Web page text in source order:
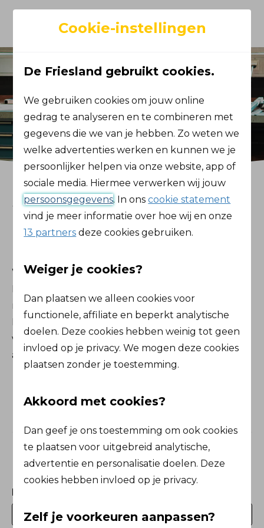
Sterk te Werk
begint hier
Welkom op het Sterk te Werk portaal van De
Friesland. Dé plek waar werkgevers en
medewerkers aan de slag gaan met gezondheid.
Log in en ontdek ons aanbod zoals trainingen en
workshops, maar ook persoonlijke verhalen,
artikelen, blogs en podcasts.
Inloggen
E-mailadres
Cookie-instellingen
De Friesland gebruikt cookies.
We gebruiken cookies om jouw online
gedrag te analyseren en te combineren met
gegevens die we van je hebben. Zo weten we
welke advertenties werken en kunnen we je
persoonlijker helpen via onze website, app of
sociale media. Hiermee verwerken wij jouw
persoonsgegevens. In onscookie statement
vind je meer informatie over hoe wij en onze
13 partners deze cookies gebruiken.
Weiger je cookies?
Dan plaatsen we alleen cookies voor
functionele, affiliate en beperkt analytische
doelen. Deze cookies hebben weinig tot geen
invloed op je privacy. We mogen deze cookies
plaatsen zonder je toestemming.
Akkoord met cookies?
Dan geef je ons toestemming om ook cookies
te plaatsen voor uitgebreid analytische,
advertentie en personalisatie doelen. Deze
cookies hebben invloed op je privacy.
Zelf je voorkeuren aanpassen?